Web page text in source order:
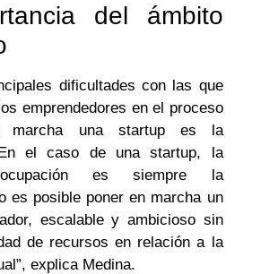
del ámbito
dificultades con las que
emprendedores en el proceso
marcha una startup es la
el caso de una startup, la
es siempre la
es posible poner en marcha un
escalable y ambicioso sin
de recursos en relación a la
explica Medina.